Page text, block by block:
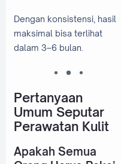
Dengan konsistensi, hasil
maksimal bisa terlihat
dalam 3–6 bulan.
Pertanyaan
Umum Seputar
Perawatan Kulit
Apakah Semua